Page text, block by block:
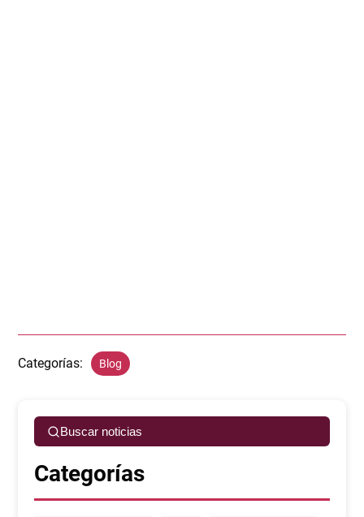
Categorías: Blog
Buscar noticias
Categorías